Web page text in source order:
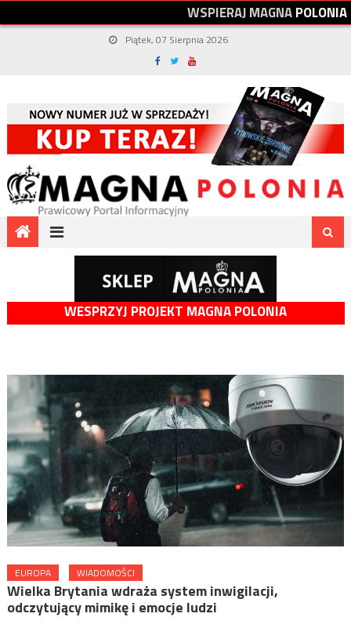
WSPIERAJMAGNAPOLONIA
Piątek, 07 Sierpnia 2026
WESPRZYJ PROJEKT MAGNA POLONIA
EUROPA WIADOMOŚCI
Wielka Brytania wdraża system inwigilacji,
odczytujący mimikę i emocje ludzi